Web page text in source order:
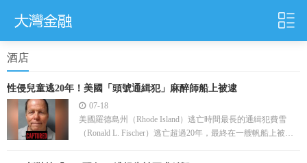
酒店
性侵兒童逃20年！美國「頭號通緝犯」麻醉師船上被逮
07-18
美國羅德島州（Rhode Island）逃亡時間最長的通緝犯費雪
（Ronald L. Fischer）逃亡超過20年，最終在一艘帆船上被